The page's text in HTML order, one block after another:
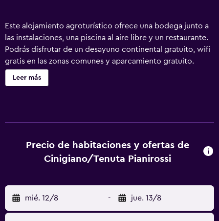
Este alojamiento agroturístico ofrece una bodega junto a
las instalaciones, una piscina al aire libre y un restaurante.
Podrás disfrutar de un desayuno continental gratuito, wifi
gratis en las zonas comunes y aparcamiento gratuito.
Otras instalaciones incluyen un bar o lounge, una cafetería
y servicio de habitaciones las 24 horas. Tenuta Pianirossi
cable y wifi gratis. Los baños están equipados con bidé,
artículos de higiene personal gratuitos y secador de pelo.
pueden practicar las actividades de ocio y esparcimiento
que se indican más abajo en las instalaciones o cerca del
alojamiento (es posible que se aplique un recargo).
Leer más
Precio de habitaciones y ofertas de
Cinigiano/Tenuta Pianirossi
mié. 12/8 - jue. 13/8